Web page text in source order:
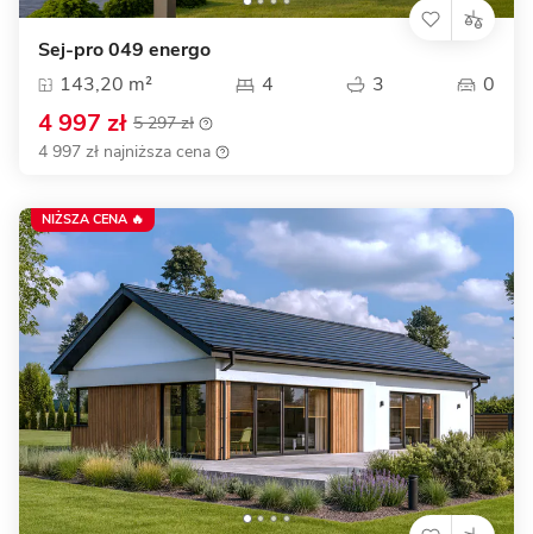
Sej-pro 049 energo
143,20 m²
4 3 0
4 997 zł 5 297 zł
4 997 zł najniższa cena
NIŻSZA CENA 🔥